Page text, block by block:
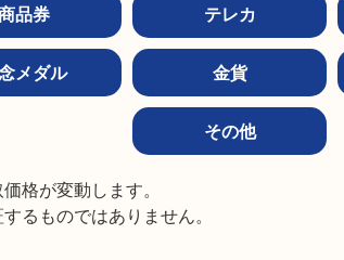
品券 テレカ
メダル 金貨
その他
格が変動します。
るものではありません。